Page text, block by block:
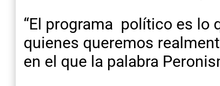
“El programa político es lo
quienes queremos
en el que la palabra